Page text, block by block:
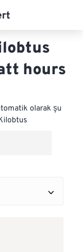
hours
olarak şu